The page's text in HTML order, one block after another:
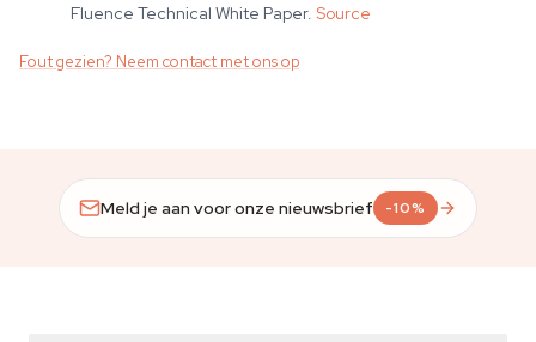
Fluence Technical White Paper. Source
Fout gezien? Neem contact met ons op
Meld je aan voor onze nieuwsbrief -10%